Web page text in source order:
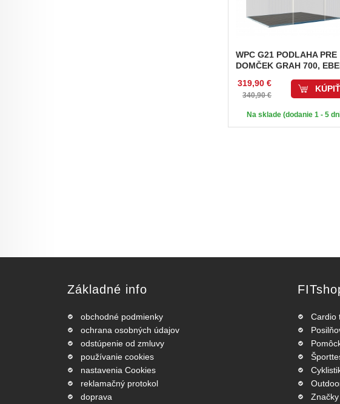
WPC G21 PODLAHA PRE
DOMČEK GRAH 700,
319,90 €
340,90 €
KÚPIŤ
Na sklade (dodanie 1 - 5
Základné info
obchodné podmienky
ochrana osobných údajov
odstúpenie od zmluvy
používanie cookies
nastavenia Cookies
reklamačný protokol
doprava
Cardio
Značky